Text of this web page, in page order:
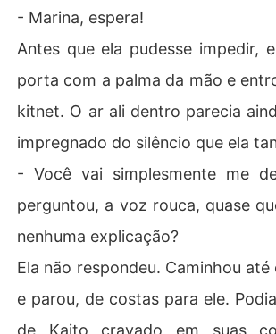
- Marina, espera!
Antes que ela pudesse impedir,
porta com a palma da mão e
kitnet. O ar ali dentro parecia
impregnado do silêncio que ela
- Você vai simplesmente me
perguntou, a voz rouca, quase
nenhuma explicação?
Ela não respondeu. Caminhou até
e parou, de costas para ele.
de Kaito cravado em suas